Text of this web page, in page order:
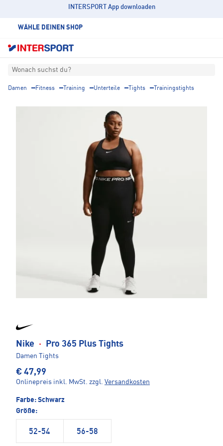
INTERSPORT App downloaden
WÄHLE DEINEN SHOP
Wonach suchst du?
Damen Fitness Training Unterteile Tights Trainingstights
Nike · Pro 365 Plus Tights
Damen Tights
€ 47,99
Onlinepreis inkl. MwSt. zzgl. Versandkosten
Farbe: Schwarz
Größe:
52-54 56-58